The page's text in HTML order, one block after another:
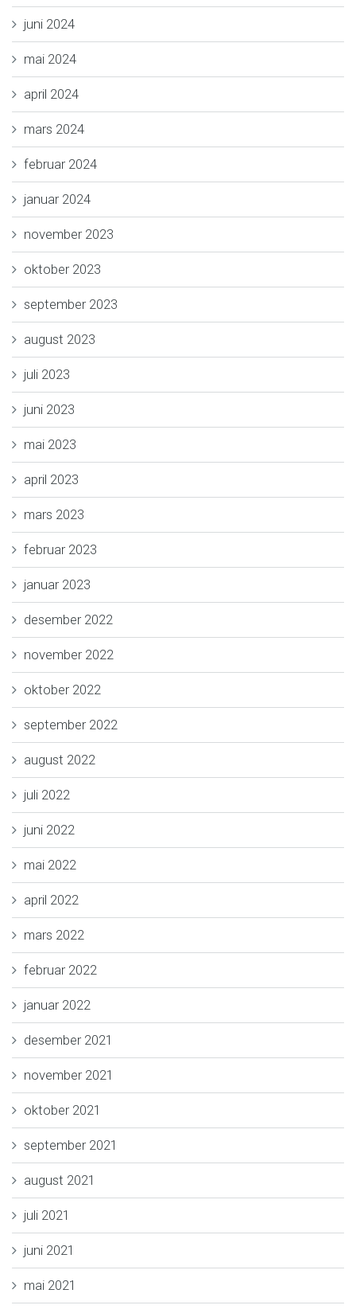
juni 2024
mai 2024
april 2024
mars 2024
februar 2024
januar 2024
november 2023
oktober 2023
september 2023
august 2023
juli 2023
juni 2023
mai 2023
april 2023
mars 2023
februar 2023
januar 2023
desember 2022
november 2022
oktober 2022
september 2022
august 2022
juli 2022
juni 2022
mai 2022
april 2022
mars 2022
februar 2022
januar 2022
desember 2021
november 2021
oktober 2021
september 2021
august 2021
juli 2021
juni 2021
mai 2021